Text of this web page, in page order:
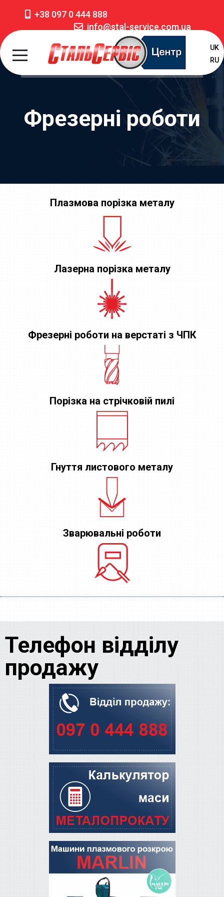
+38 097 0 444 888
info@stal-service.com.ua
UK
RU
Фрезерні роботи
Плазмова порізка металу
Лазерна порізка металу
Фрезерні роботи на верстаті з ЧПК
Порізка на стрічковій пилі
Гнуття листового металу
Зварювальні роботи
Телефон відділу
продажу